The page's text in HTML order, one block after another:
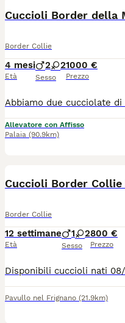
Border Collie
4 mesi
Età
2 2
Sesso
1000 €
Prezzo
Allevatore con Affisso
Palaia (90.9km)
Cuccioli Border
Border Collie
12 settimane
Età
1 2
Sesso
800 €
Prezzo
Pavullo nel Frignano (21.9km)